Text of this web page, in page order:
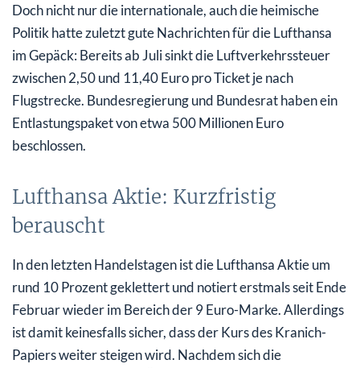
Doch nicht nur die internationale, auch die heimische
Politik hatte zuletzt gute Nachrichten für die Lufthansa
im Gepäck: Bereits ab Juli sinkt die Luftverkehrssteuer
zwischen 2,50 und 11,40 Euro pro Ticket je nach
Flugstrecke. Bundesregierung und Bundesrat haben ein
Entlastungspaket von etwa 500 Millionen Euro
beschlossen.
Lufthansa Aktie: Kurzfristig
berauscht
In den letzten Handelstagen ist die Lufthansa Aktie um
rund 10 Prozent geklettert und notiert erstmals seit Ende
Februar wieder im Bereich der 9 Euro-Marke. Allerdings
ist damit keinesfalls sicher, dass der Kurs des Kranich-
Papiers weiter steigen wird. Nachdem sich die